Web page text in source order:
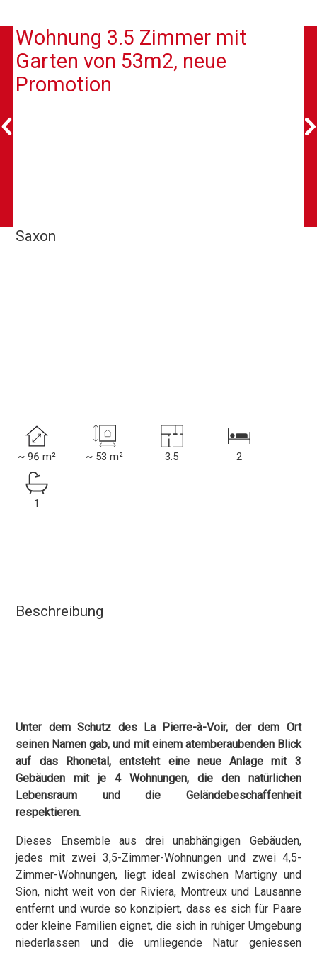
Wohnung 3.5 Zimmer mit
Garten von 53m2, neue
Promotion
Saxon
~ 96 m² ~ 53 m² 3.5 2
1
Beschreibung
Unter dem Schutz des La Pierre-à-Voir, der dem Ort
seinen Namen gab, und mit einem atemberaubenden Blick
auf das Rhonetal, entsteht eine neue Anlage mit 3
Gebäuden mit je 4 Wohnungen, die den natürlichen
Lebensraum und die Geländebeschaffenheit
respektieren.
Dieses Ensemble aus drei unabhängigen Gebäuden,
jedes mit zwei 3,5-Zimmer-Wohnungen und zwei 4,5-
Zimmer-Wohnungen, liegt ideal zwischen Martigny und
Sion, nicht weit von der Riviera, Montreux und Lausanne
entfernt und wurde so konzipiert, dass es sich für Paare
oder kleine Familien eignet, die sich in ruhiger Umgebung
niederlassen und die umliegende Natur geniessen